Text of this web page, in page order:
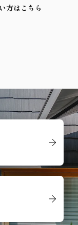
方はこちら